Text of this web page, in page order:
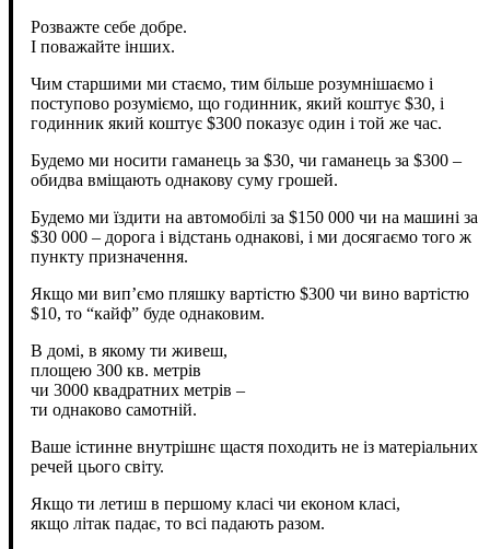
Розважте себе добре.
І поважайте інших.
Чим старшими ми стаємо, тим більше розумнішаємо і
поступово розуміємо, що годинник, який коштує $30, і
годинник який коштує $300 показує один і той же час.
Будемо ми носити гаманець за $30, чи гаманець за $300 –
обидва вміщають однакову суму грошей.
Будемо ми їздити на автомобілі за $150 000 чи на машині за
$30 000 – дорога і відстань однакові, і ми досягаємо того ж
пункту призначення.
Якщо ми вип’ємо пляшку вартістю $300 чи вино вартістю
$10, то “кайф” буде однаковим.
В домі, в якому ти живеш,
площею 300 кв. метрів
чи 3000 квадратних метрів –
ти однаково самотній.
Ваше істинне внутрішнє щастя походить не із матеріальних
речей цього світу.
Якщо ти летиш в першому класі чи економ класі,
якщо літак падає, то всі падають разом.